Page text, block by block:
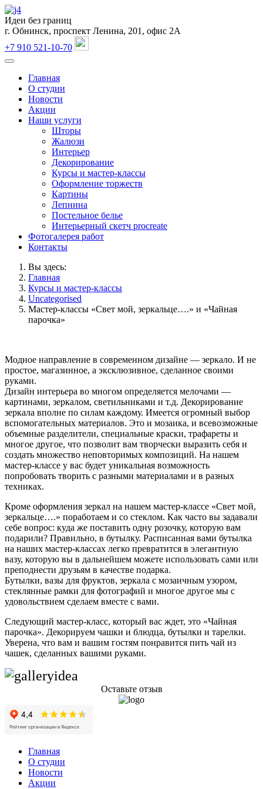
Идеи без границ
г. Обнинск, проспект Ленина, 201, офис 2А
+7 910 521-10-70
Главная
О студии
Новости
Акции
Наши услуги
Шторы
Жалюзи
Интерьер
Декорирование
Курсы и мастер-классы
Оформление торжеств
Картины
Лепнина
Постельное белье
Интерьерный скетч procreate
Фотогалерея работ
Контакты
Вы здесь:
Главная
Курсы и мастер-классы
Uncategorised
Мастер-классы «Свет мой, зеркальце….» и «Чайная
парочка»
Модное направление в современном дизайне — зеркало. И не
простое, магазинное, а эксклюзивное, сделанное своими
руками.
Дизайн интерьера во многом определяется мелочами —
картинами, зеркалом, светильниками и т.д. Декорирование
зеркала вполне по силам каждому. Имеется огромный выбор
вспомогательных материалов. Это и мозаика, и всевозможные
объемные разделители, специальные краски, трафареты и
многое другое, что позволит вам творчески выразить себя и
создать множество неповторимых композиций. На нашем
мастер-классе у вас будет уникальная возможность
попробовать творить с разными материалами и в разных
техниках.
Кроме оформления зеркал на нашем мастер-классе «Свет мой,
зеркальце….» поработаем и со стеклом. Как часто вы задавали
себе вопрос: куда же поставить одну розочку, которую вам
подарили? Правильно, в бутылку. Расписанная вами бутылка
на наших мастер-классах легко превратится в элегантную
вазу, которую вы в дальнейшем можете использовать сами или
преподнести друзьям в качестве подарка.
Бутылки, вазы для фруктов, зеркала с мозаичным узором,
стеклянные рамки для фотографий и многое другое мы с
удовольствием сделаем вместе с вами.
Следующий мастер-класс, который вас ждет, это «Чайная
парочка». Декорируем чашки и блюдца, бутылки и тарелки.
Уверена, что вам и вашим гостям понравится пить чай из
чашек, сделанных вашими руками.
Оставьте отзыв
Главная
О студии
Новости
Акции